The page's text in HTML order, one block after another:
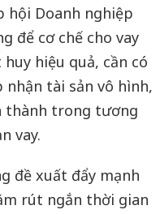
hội Doanh nghiệp
để cơ chế cho vay
hiệu quả, cần có
nhận tài sản vô hình,
thành trong tương
vay.
đề xuất đẩy mạnh
rút ngắn thời gian